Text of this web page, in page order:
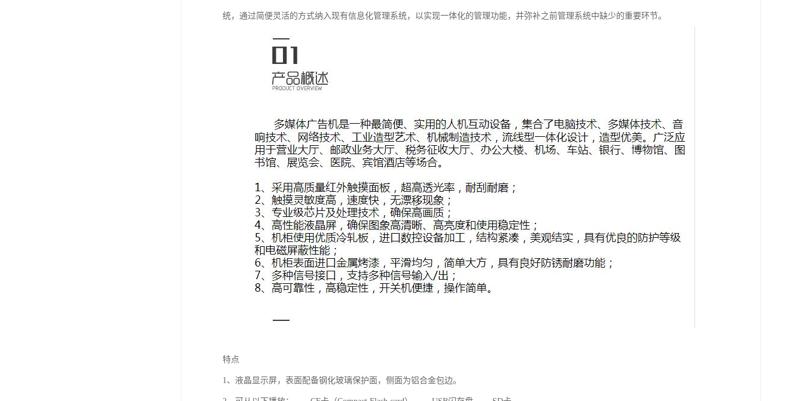
统，通过简便灵活的方式纳入现有信息化管理系统，以实现一体化的管理功能，并弥补之前管理系统中缺少的重要环节。
特点
1、液晶显示屏，表面配备钢化玻璃保护面，侧面为铝合金包边。